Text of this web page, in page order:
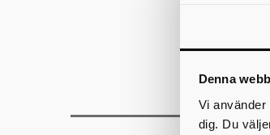
Denna
Vi
dig. Du